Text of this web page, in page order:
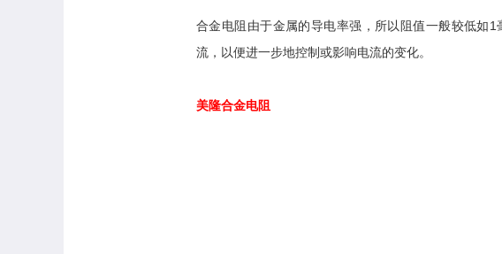
合金电阻由于金属的导电率强，所以阻值一般较低如
流，以便进一步地控制或影响电流的变化。
美隆合金电阻